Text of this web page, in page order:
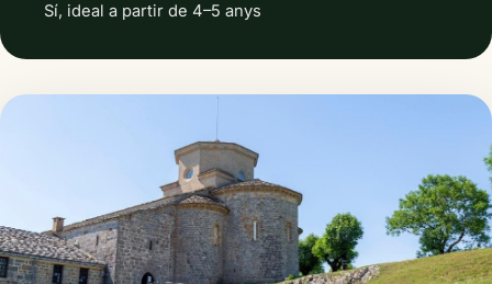
Sí, ideal a partir de 4–5 anys